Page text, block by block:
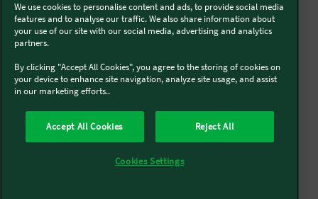
İzinsiz üçüncü taraf aksesuarları ve uygun olmayan
onarımlar
We use cookies to personalise content and ads, to provide social media
features and to analyse our traffic. We also share information about
your use of our site with our social media, advertising and analytics
partners.
By clicking "Accept All Cookies", you agree to the storing of cookies on
your device to enhance site navigation, analyze site usage, and assist
in our marketing efforts..
Accept All Cookies Reject All
Cookies Settings